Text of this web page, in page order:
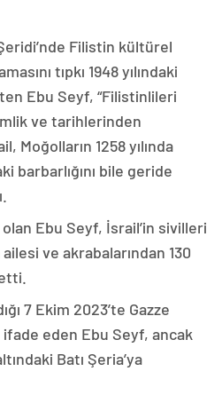
Filistin kültürel
tıpkı 1948 yılındaki
Ebu Seyf, “Filistinlileri
ve tarihlerinden
Moğolların 1258 yılında
barbarlığını bile geride
Ebu Seyf, İsrail’in sivilleri
ve akrabalarından 130
7 Ekim 2023’te Gazze
eden Ebu Seyf, ancak
Batı Şeria’ya